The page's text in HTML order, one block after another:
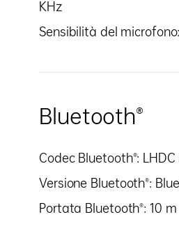
KHz
Sensibilità del
Bluetooth®
Codec Bluetooth®: LHDC
Versione Bluetooth®:
Portata Bluetooth®: 10 m